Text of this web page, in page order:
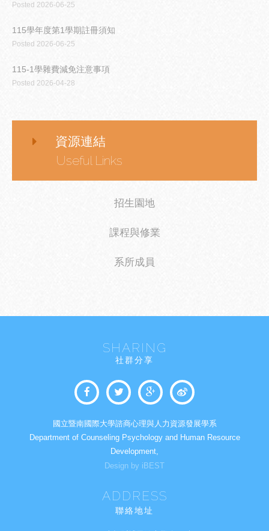
Posted 2026-06-25
115學年度第1學期註冊須知
Posted 2026-06-25
115-1學雜費減免注意事項
Posted 2026-04-28
資源連結
Useful Links
招生園地
課程與修業
系所成員
SHARING
社群分享
國立暨南國際大學諮商心理與人力資源發展學系
Department of Counseling Psychology and Human Resource
Development,
Design by iBEST
ADDRESS
聯絡地址